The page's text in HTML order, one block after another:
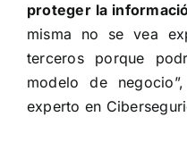
proteger la
misma no se vea
terceros porque
modelo de
experto en